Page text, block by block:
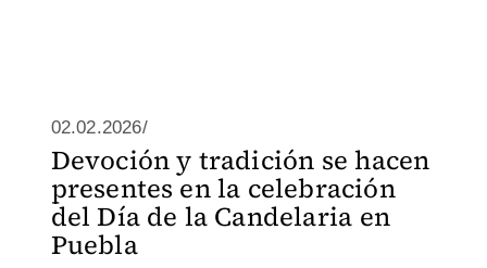
02.02.2026/
Devoción y tradición se hacen
presentes en la celebración
del Día de la Candelaria en
Puebla